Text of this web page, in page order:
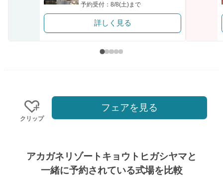
予約受付：8/8(土)まで
詳しく見る
クリップ
フェアを見る
アカガネリゾートキョウトヒガシヤマと
一緒に予約されている式場を比較